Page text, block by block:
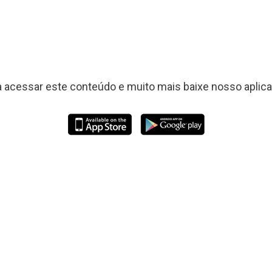
acessar este conteúdo e muito mais baixe nosso